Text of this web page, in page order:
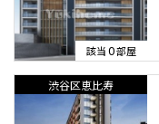
該当0部屋
渋谷区恵比寿